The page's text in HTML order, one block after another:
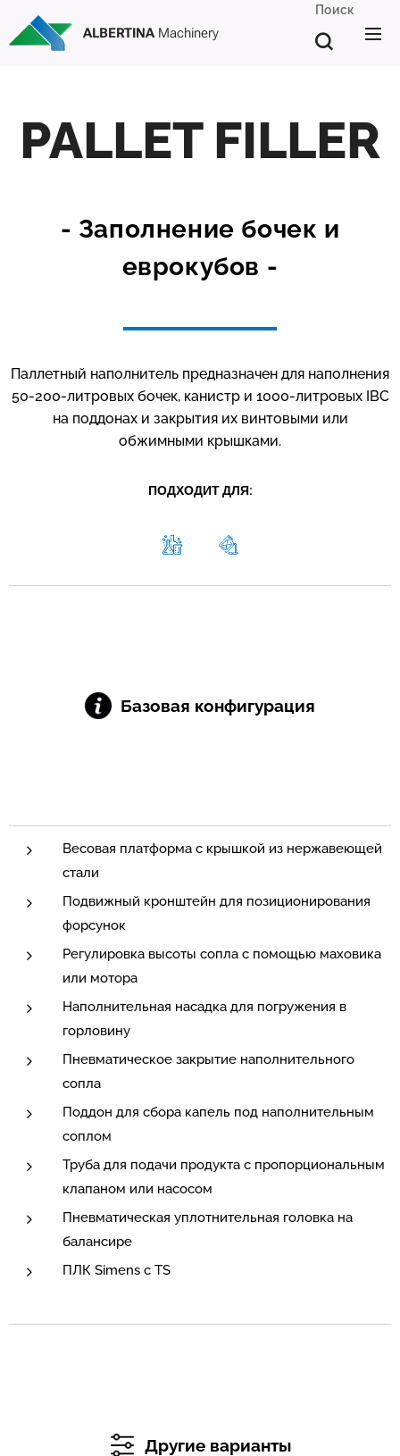
ALBERTINA Machinery
Поиск
PALLET FILLER
- Заполнение бочек и
еврокубов -
Паллетный наполнитель предназначен для наполнения
50-200-литровых бочек, канистр и 1000-литровых IBC
на поддонах и закрытия их винтовыми или
обжимными крышками.
ПОДХОДИТ ДЛЯ:
Базовая конфигурация
Весовая платформа с крышкой из нержавеющей
стали
Подвижный кронштейн для позиционирования
форсунок
Регулировка высоты сопла с помощью маховика
или мотора
Наполнительная насадка для погружения в
горловину
Пневматическое закрытие наполнительного
сопла
Поддон для сбора капель под наполнительным
соплом
Труба для подачи продукта с пропорциональным
клапаном или насосом
Пневматическая уплотнительная головка на
балансире
ПЛК Simens с TS
Другие варианты